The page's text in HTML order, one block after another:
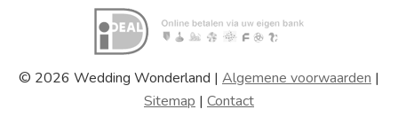
© 2026 Wedding Wonderland | Algemene voorwaarden |
Sitemap | Contact